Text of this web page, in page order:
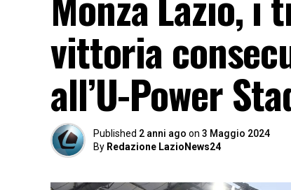
vittoria
all’U-Power
Published 2 anni ago on 3 Maggio 2024
By Redazione LazioNews24